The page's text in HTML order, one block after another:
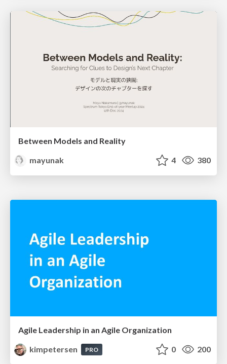
Between Models and Reality
mayunak
4 380
Agile Leadership in an Agile Organization
kimpetersen
PRO 0 200